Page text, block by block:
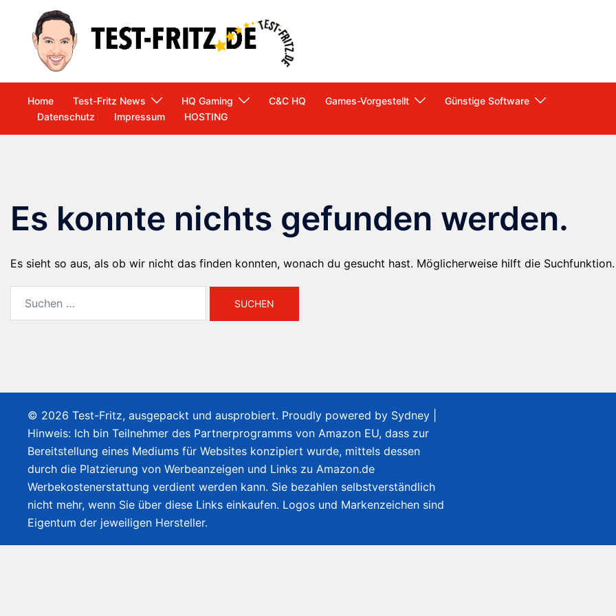
springen
Home Test-Fritz News HQ Gaming C&C HQ Games-Vorgestellt
Günstige Software
Datenschutz
Impressum HOSTING
Es konnte nichts gefunden werden.
Es sieht so aus, als ob wir nicht das finden konnten, wonach du gesucht hast. Möglicherweise hilft die Suchfunktion.
© 2026 Test-Fritz, ausgepackt und ausprobiert. Proudly powered by Sydney
Hinweis: Ich bin Teilnehmer des Partnerprogramms von Amazon EU, dass zur
Bereitstellung eines Mediums für Websites konzipiert wurde, mittels dessen
durch die Platzierung von Werbeanzeigen und Links zu Amazon.de
Werbekostenerstattung verdient werden kann. Sie bezahlen selbstverständlich
nicht mehr, wenn Sie über diese Links einkaufen. Logos und Markenzeichen sind
Eigentum der jeweiligen Hersteller.